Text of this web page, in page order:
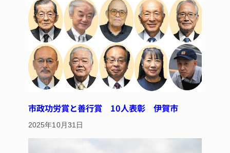
市政功労賞と善行賞 10人表彰 伊賀市
2025年10月31日